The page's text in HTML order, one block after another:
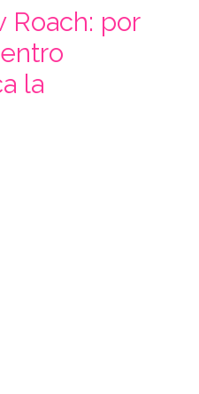
Roach: por
la